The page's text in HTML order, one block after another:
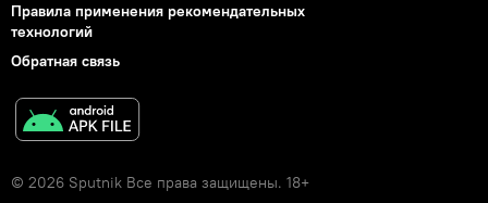
Правила применения рекомендательных
технологий
Обратная связь
© 2026 Sputnik Все права защищены. 18+